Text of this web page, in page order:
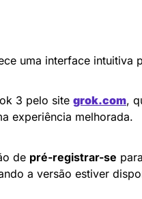
uma interface intuitiva
3 pelo site grok.com,
experiência melhorada.
de pré-registrar-se
a versão estiver